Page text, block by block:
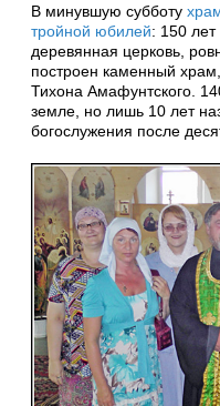
В минувшую субботу
тройной юбилей: 150
деревянная церковь,
построен каменный
Тихона Амафунтского.
земле, но лишь 10 лет
богослужения после